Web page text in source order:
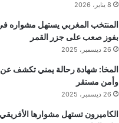
8 يناير، 2026
المنتخب المغربي يستهل مشواره في
بفوز صعب على جزر القمر
26 ديسمبر، 2025
المخا: شهادة رحالة يمني تكشف
وأمن مستقر
26 ديسمبر، 2025
الكاميرون تستهل مشوارها